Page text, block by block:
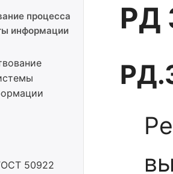
процесса
информации
50922
РД